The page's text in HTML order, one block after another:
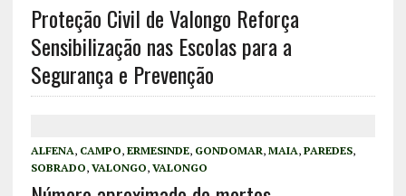
Proteção Civil de Valongo Reforça
Sensibilização nas Escolas para a
Segurança e Prevenção
ALFENA, CAMPO, ERMESINDE, GONDOMAR, MAIA, PAREDES,
SOBRADO, VALONGO, VALONGO